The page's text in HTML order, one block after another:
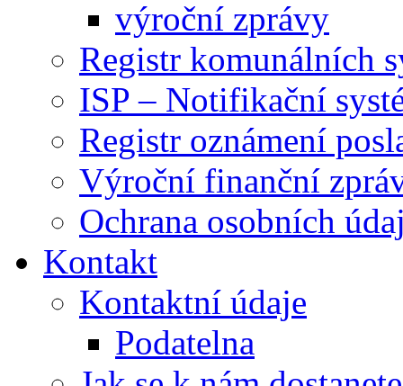
výroční zprávy
Registr komunálních
ISP – Notifikační
Registr oznámení
Výroční finanční
Ochrana osobních
Kontakt
Kontaktní údaje
Podatelna